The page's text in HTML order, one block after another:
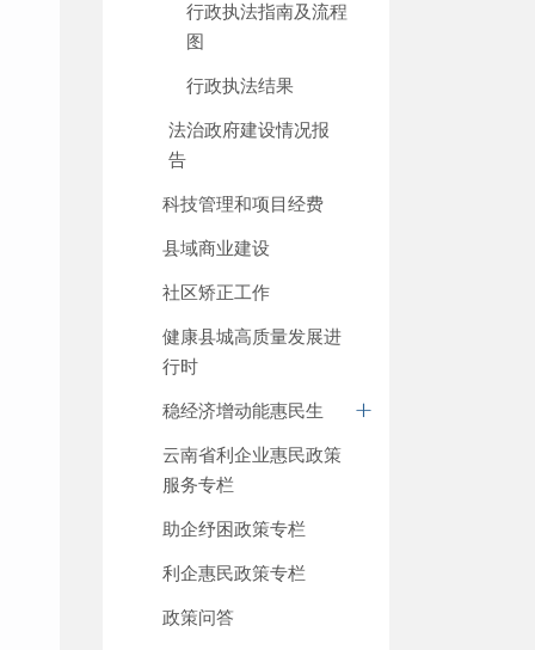
行政执法指南及流程
图
行政执法结果
法治政府建设情况报
告
科技管理和项目经费
县域商业建设
社区矫正工作
健康县城高质量发展进
行时
稳经济增动能惠民生
云南省利企业惠民政策
服务专栏
助企纾困政策专栏
利企惠民政策专栏
政策问答